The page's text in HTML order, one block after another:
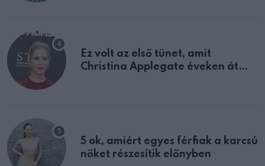
Ez volt az első tünet, amit
Christina Applegate éveken át
5 ok, amiért egyes férfiak a karcsú
nőket részesítik előnyben